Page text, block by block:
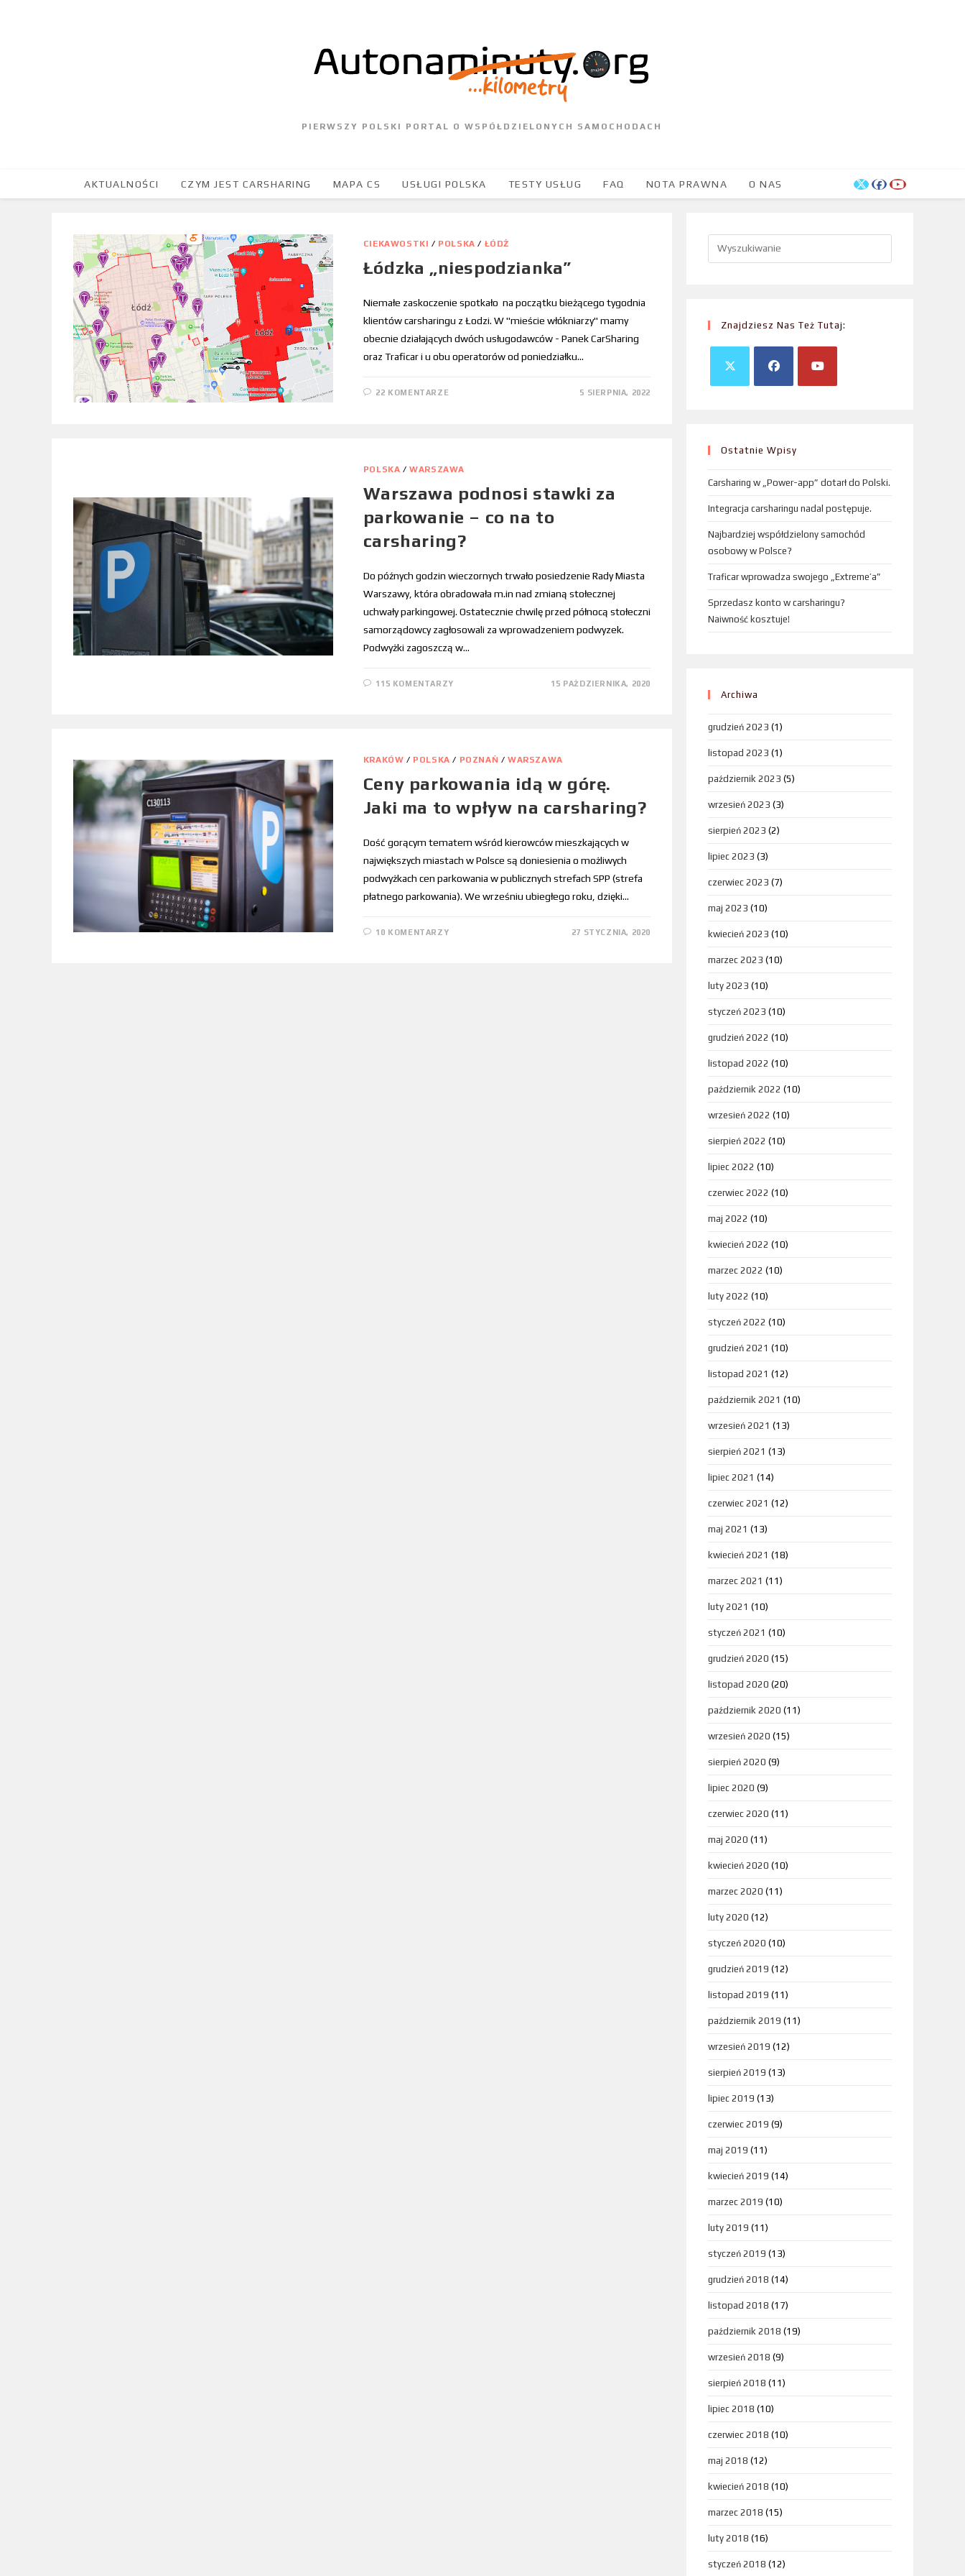
PIERWSZY POLSKI PORTAL O WSPÓŁDZIELONYCH SAMOCHODACH
AKTUALNOŚCI CZYM JEST CARSHARING MAPA CS USŁUGI POLSKA TESTY USŁUG FAQ NOTA PRAWNA O NAS
CIEKAWOSTKI / POLSKA / ŁÓDŹ
Łódzka „niespodzianka”
Niemałe zaskoczenie spotkało na początku bieżącego tygodnia
klientów carsharingu z Łodzi. W "mieście włókniarzy" mamy
obecnie działających dwóch usługodawców - Panek CarSharing
oraz Traficar i u obu operatorów od poniedziałku…
22 KOMENTARZE 5 SIERPNIA, 2022
POLSKA /WARSZAWA
Warszawa podnosi stawki za
parkowanie – co na to
carsharing?
Do późnych godzin wieczornych trwało posiedzenie Rady Miasta
Warszawy, która obradowała m.in nad zmianą stołecznej
uchwały parkingowej. Ostatecznie chwilę przed północą stołeczni
samorządowcy zagłosowali za wprowadzeniem podwyzek.
Podwyżki zagoszczą w…
115 KOMENTARZY 15 PAŹDZIERNIKA, 2020
KRAKÓW / POLSKA / POZNAŃ /WARSZAWA
Ceny parkowania idą w górę.
Jaki ma to wpływ na carsharing?
Dość gorącym tematem wśród kierowców mieszkających w
największych miastach w Polsce są doniesienia o możliwych
podwyżkach cen parkowania w publicznych strefach SPP (strefa
płatnego parkowania). We wrześniu ubiegłego roku, dzięki…
10 KOMENTARZY 27 STYCZNIA, 2020
Znajdziesz Nas Też Tutaj:
Ostatnie Wpisy
Carsharing w „Power-app” dotarł do Polski.
Integracja carsharingu nadal postępuje.
Najbardziej współdzielony samochód
osobowy w Polsce?
Traficar wprowadza swojego „Extreme’a”
Sprzedasz konto w carsharingu?
Naiwność kosztuje!
Archiwa
grudzień 2023 (1)
listopad 2023 (1)
październik 2023 (5)
wrzesień 2023 (3)
sierpień 2023 (2)
lipiec 2023 (3)
czerwiec 2023 (7)
maj 2023 (10)
kwiecień 2023 (10)
marzec 2023 (10)
luty 2023 (10)
styczeń 2023 (10)
grudzień 2022 (10)
listopad 2022 (10)
październik 2022 (10)
wrzesień 2022 (10)
sierpień 2022 (10)
lipiec 2022 (10)
czerwiec 2022 (10)
maj 2022 (10)
kwiecień 2022 (10)
marzec 2022 (10)
luty 2022 (10)
styczeń 2022 (10)
grudzień 2021 (10)
listopad 2021 (12)
październik 2021 (10)
wrzesień 2021 (13)
sierpień 2021 (13)
lipiec 2021 (14)
czerwiec 2021 (12)
maj 2021 (13)
kwiecień 2021 (18)
marzec 2021 (11)
luty 2021 (10)
styczeń 2021 (10)
grudzień 2020 (15)
listopad 2020 (20)
październik 2020 (11)
wrzesień 2020 (15)
sierpień 2020 (9)
lipiec 2020 (9)
czerwiec 2020 (11)
maj 2020 (11)
kwiecień 2020 (10)
marzec 2020 (11)
luty 2020 (12)
styczeń 2020 (10)
grudzień 2019 (12)
listopad 2019 (11)
październik 2019 (11)
wrzesień 2019 (12)
sierpień 2019 (13)
lipiec 2019 (13)
czerwiec 2019 (9)
maj 2019 (11)
kwiecień 2019 (14)
marzec 2019 (10)
luty 2019 (11)
styczeń 2019 (13)
grudzień 2018 (14)
listopad 2018 (17)
październik 2018 (19)
wrzesień 2018 (9)
sierpień 2018 (11)
lipiec 2018 (10)
czerwiec 2018 (10)
maj 2018 (12)
kwiecień 2018 (10)
marzec 2018 (15)
luty 2018 (16)
styczeń 2018 (12)